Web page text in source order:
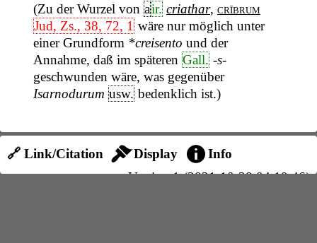
(Zu der Wurzel von air. criathar, crībrum
Jud, Zs., 38, 72, 1 wäre nur möglich unter
einer Grundform *creisento und der
Annahme, daß im späteren Gall. -s-
geschwunden wäre, was gegenüber
Isarnodurum usw. bedenklich ist.)
🔗 Link/Citation Display
Info
Version 1 (2021-10-28 04:10:46)